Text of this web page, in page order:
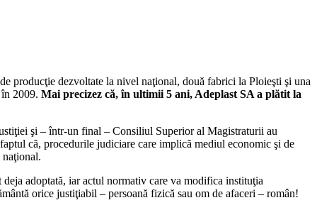
producţie dezvoltate la nivel naţional, două fabrici la Ploieşti şi una
2009. Mai precizez că, în ultimii 5 ani, Adeplast SA a plătit la
şi – într-un final – Consiliul Superior al Magistraturii au
că, procedurile judiciare care implică mediul economic şi de
adoptată, iar actul normativ care va modifica instituţia
orice justiţiabil – persoană fizică sau om de afaceri – român!